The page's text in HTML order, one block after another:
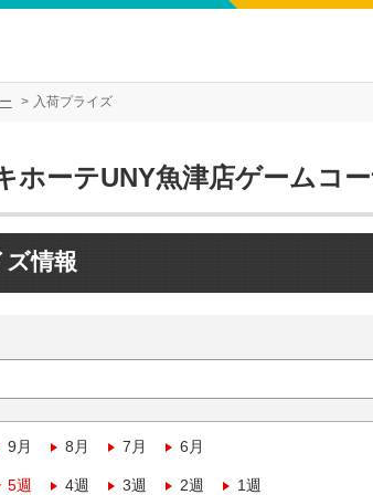
入荷プライズ
ホーテUNY魚津店ゲームコ
ズ情報
9月 8月 7月 6月
5週 4週 3週 2週 1週